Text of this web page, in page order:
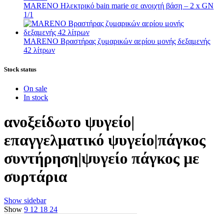
MARENO Ηλεκτρικό bain marie σε ανοιχτή βάση – 2 x GN
1/1
MARENO Βραστήρας ζυμαρικών αερίου μονής δεξαμενής
42 λίτρων
Stock status
On sale
In stock
ανοξείδωτο ψυγείο|
επαγγελματικό ψυγείο|πάγκος
συντήρηση|ψυγείο πάγκος με
συρτάρια
Show sidebar
Show 9 12 18 24